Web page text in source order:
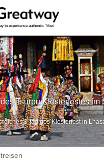
to experience authentic Tibet
Tsurpu Klosterfestes im
3-tägiges Klosterfest in